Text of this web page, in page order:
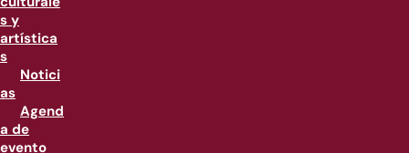
s y
artística
s
Notici
as
Agend
a de
evento